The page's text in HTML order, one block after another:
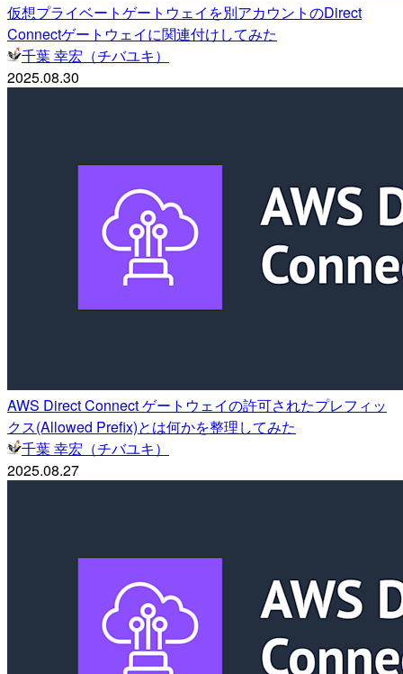
仮想プライベートゲートウェイを別アカウントのDirect
Connectゲートウェイに関連付けしてみた
千葉 幸宏（チバユキ）
2025.08.30
AWS Direct Connect ゲートウェイの許可されたプレフィッ
クス(Allowed Prefix)とは何かを整理してみた
千葉 幸宏（チバユキ）
2025.08.27